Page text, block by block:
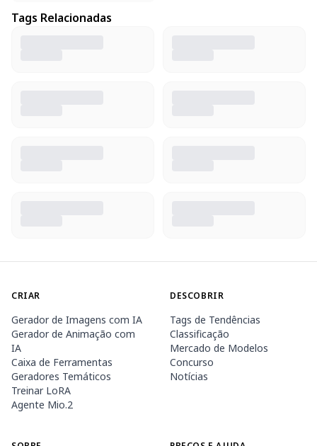
Tags Relacionadas
CRIAR
Gerador de Imagens com IA
Gerador de Animação com
IA
Caixa de Ferramentas
Geradores Temáticos
Treinar LoRA
Agente Mio.2
DESCOBRIR
Tags de Tendências
Classificação
Mercado de Modelos
Concurso
Notícias